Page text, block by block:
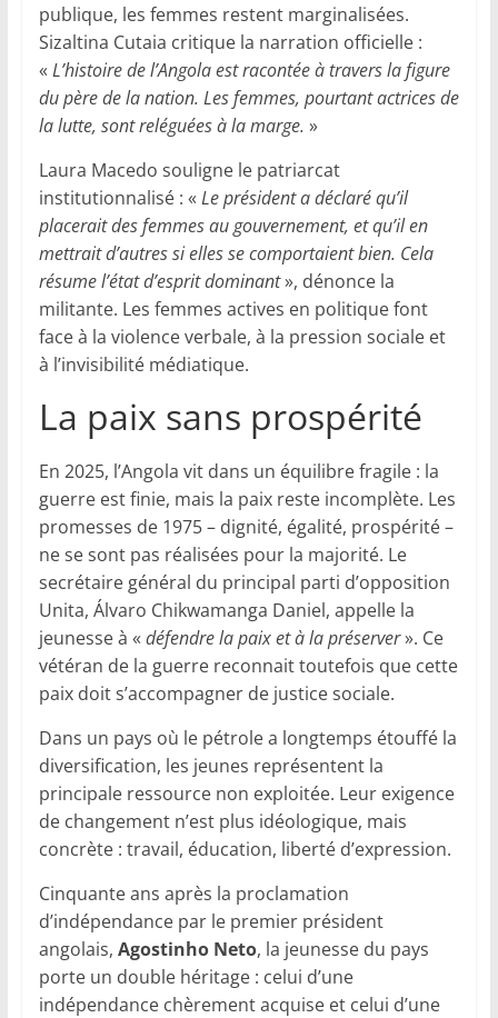
publique, les femmes restent marginalisées.
Sizaltina Cutaia critique la narration officielle :
« L’histoire de l’Angola est racontée à travers la figure
du père de la nation. Les femmes, pourtant actrices de
la lutte, sont reléguées à la marge. »
Laura Macedo souligne le patriarcat
institutionnalisé : « Le président a déclaré qu’il
placerait des femmes au gouvernement, et qu’il en
mettrait d’autres si elles se comportaient bien. Cela
résume l’état d’esprit dominant», dénonce la
militante. Les femmes actives en politique font
face à la violence verbale, à la pression sociale et
à l’invisibilité médiatique.
La paix sans prospérité
En 2025, l’Angola vit dans un équilibre fragile : la
guerre est finie, mais la paix reste incomplète. Les
promesses de 1975 – dignité, égalité, prospérité –
ne se sont pas réalisées pour la majorité. Le
secrétaire général du principal parti d’opposition
Unita, Álvaro Chikwamanga Daniel, appelle la
jeunesse à « défendre la paix et à la préserver». Ce
vétéran de la guerre reconnait toutefois que cette
paix doit s’accompagner de justice sociale.
Dans un pays où le pétrole a longtemps étouffé la
diversification, les jeunes représentent la
principale ressource non exploitée. Leur exigence
de changement n’est plus idéologique, mais
concrète : travail, éducation, liberté d’expression.
Cinquante ans après la proclamation
d’indépendance par le premier président
angolais, Agostinho Neto, la jeunesse du pays
porte un double héritage : celui d’une
indépendance chèrement acquise et celui d’une